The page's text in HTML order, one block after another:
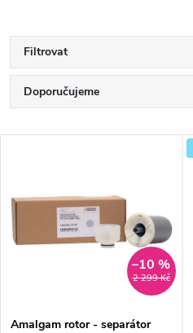
Filtrovat
Ř
a
e
n
Doporučujeme
Abecedně
ý
p
s
2 299 Kč
–10 %
Amalgam rotor - separátor